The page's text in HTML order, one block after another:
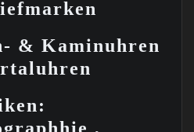
& Kaminuhren